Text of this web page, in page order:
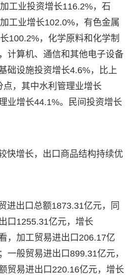
工业投资增长116.2%，石
工业增长102.0%，有色金属
100.2%，化学原料和化学制
计算机、通信和其他电子设备
础设施投资增长4.6%，比上
，其中水利管理业增长
业增长44.1%。民间投资增长
快增长，出口商品结构持续优
进出口总额1873.31亿元，同
口1255.31亿元，增长
，加工贸易进出口206.17亿
一般贸易进出口899.31亿元，
贸易进出口220.16亿元，增长